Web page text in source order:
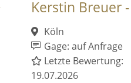
Kerstin Breuer
Köln
Gage: auf Anfrage
Letzte Bewertung:
19.07.2026